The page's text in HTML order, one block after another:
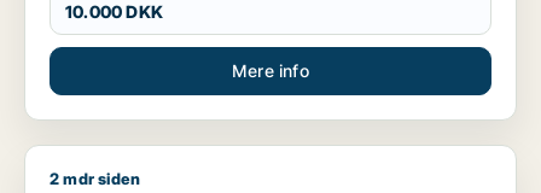
10.000 DKK
Mere info
Marc søger lager, erhvervsgrund eller garage til salg i
2 mdr siden